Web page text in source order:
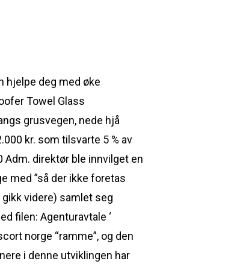
hjelpe deg med øke
Towel Glass
grusvegen, nede hjå
kr. som tilsvarte 5 % av
direktør ble innvilget en
med ”så der ikke foretas
videre) samlet seg
filen: Agenturavtale ‘
norge “ramme”, og den
i denne utviklingen har